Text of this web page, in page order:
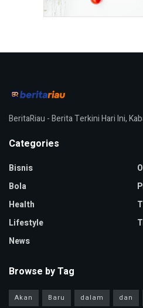
BeritaRiau - Berita Terkini Hari Ini,
Categories
Bisnis
Bola
Health
Lifestyle
News
Browse by Tag
Akan Baru dalam dan